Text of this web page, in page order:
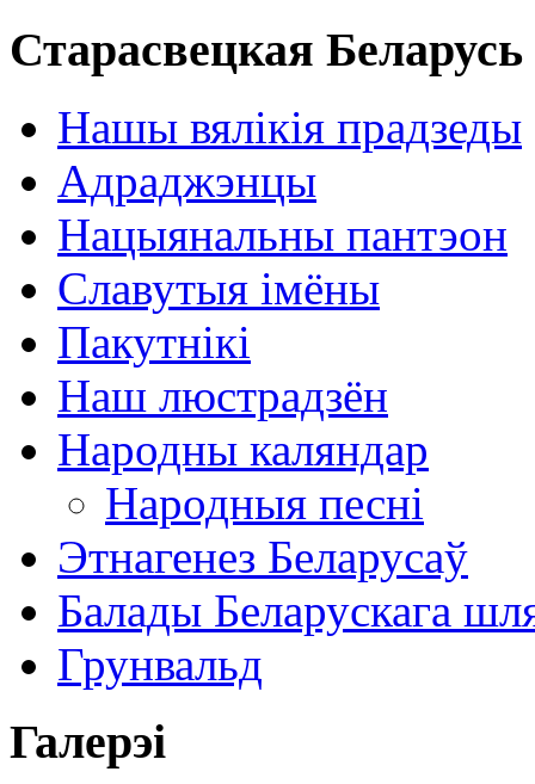
Старасвецкая Беларусь
Нашы вялікія прадзеды
Адраджэнцы
Нацыянальны пантэон
Славутыя імёны
Пакутнікі
Наш люстрадзён
Народны каляндар
Народныя песні
Этнагенез Беларусаў
Балады Беларускага
Грунвальд
Галерэі